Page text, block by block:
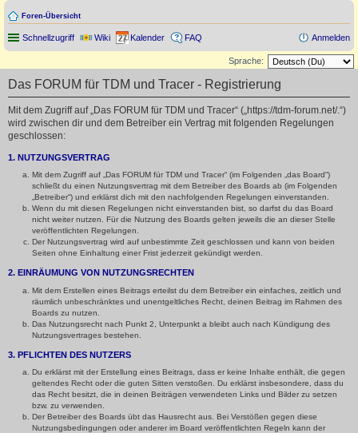
Foren-Übersicht
Schnellzugriff Wiki Kalender FAQ Anmelden
Sprache:
Das FORUM für TDM und Tracer - Registrierung
Mit dem Zugriff auf „Das FORUM für TDM und Tracer“ („https://tdm-forum.net/.“)
wird zwischen dir und dem Betreiber ein Vertrag mit folgenden Regelungen
geschlossen:
1. NUTZUNGSVERTRAG
Mit dem Zugriff auf „Das FORUM für TDM und Tracer“ (im Folgenden „das Board“)
schließt du einen Nutzungsvertrag mit dem Betreiber des Boards ab (im Folgenden
„Betreiber“) und erklärst dich mit den nachfolgenden Regelungen einverstanden.
Wenn du mit diesen Regelungen nicht einverstanden bist, so darfst du das Board
nicht weiter nutzen. Für die Nutzung des Boards gelten jeweils die an dieser Stelle
veröffentlichten Regelungen.
Der Nutzungsvertrag wird auf unbestimmte Zeit geschlossen und kann von beiden
Seiten ohne Einhaltung einer Frist jederzeit gekündigt werden.
2. EINRÄUMUNG VON NUTZUNGSRECHTEN
Mit dem Erstellen eines Beitrags erteilst du dem Betreiber ein einfaches, zeitlich und
räumlich unbeschränktes und unentgeltliches Recht, deinen Beitrag im Rahmen des
Boards zu nutzen.
Das Nutzungsrecht nach Punkt 2, Unterpunkt a bleibt auch nach Kündigung des
Nutzungsvertrages bestehen.
3. PFLICHTEN DES NUTZERS
Du erklärst mit der Erstellung eines Beitrags, dass er keine Inhalte enthält, die gegen
geltendes Recht oder die guten Sitten verstoßen. Du erklärst insbesondere, dass du
das Recht besitzt, die in deinen Beiträgen verwendeten Links und Bilder zu setzen
bzw. zu verwenden.
Der Betreiber des Boards übt das Hausrecht aus. Bei Verstößen gegen diese
Nutzungsbedingungen oder anderer im Board veröffentlichten Regeln kann der